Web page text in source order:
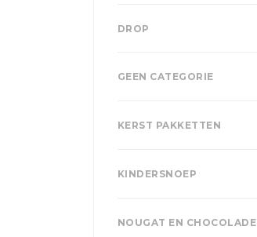
DROP
GEEN CATEGORIE
KERST PAKKETTEN
KINDERSNOEP
NOUGAT EN CHOCOLADE